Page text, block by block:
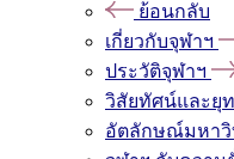
ย้อนกลับ
เกี่ยวกับจุฬาฯ
ประวัติจุฬาฯ
วิสัยทัศน์และยุ
อัตลักษณ์มหาวิ